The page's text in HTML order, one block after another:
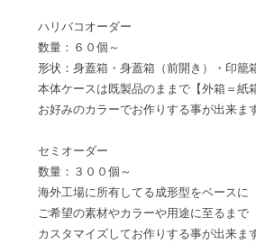
ハリバコオーダー
数量：６０個～
形状：身蓋箱・身蓋箱（前開き）・印籠
本体ケースは既製品のままで【外箱＝紙
お好みのカラーでお作りする事が出来ま
セミオーダー
数量：３００個～
海外工場に所有してる成形型をベースに
ご希望の素材やカラーや用途に至るまで
カスタマイズしてお作りする事が出来ま